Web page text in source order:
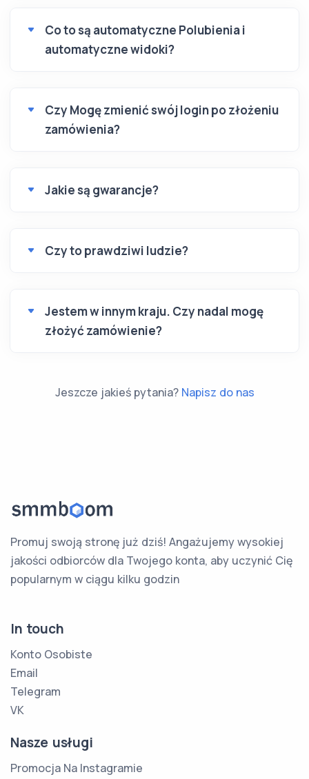
Co to są automatyczne Polubienia i
automatyczne widoki?
Czy Mogę zmienić swój login po złożeniu
zamówienia?
Jakie są gwarancje?
Czy to prawdziwi ludzie?
Jestem w innym kraju. Czy nadal mogę
złożyć zamówienie?
Jeszcze jakieś pytania? Napisz do nas
Promuj swoją stronę już dziś! Angażujemy wysokiej
jakości odbiorców dla Twojego konta, aby uczynić Cię
popularnym w ciągu kilku godzin
In touch
Konto Osobiste
Email
Telegram
VK
Nasze usługi
Promocja Na Instagramie